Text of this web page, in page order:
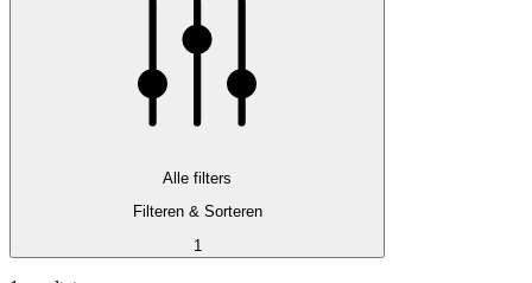
Alle filters
Filteren & Sorteren
1